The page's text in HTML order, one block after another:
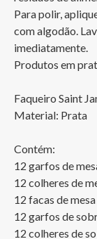
Para polir,
com algodão.
imediatamente.
Produtos em
Faqueiro Saint
Material: Prata
Contém:
12 garfos de
12 colheres de
12 facas de mesa
12 garfos de
12 colheres de